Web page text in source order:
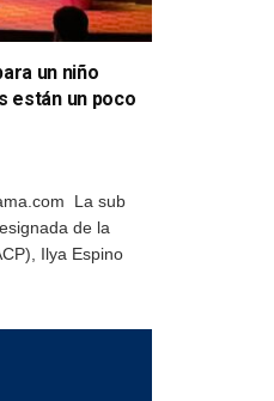
un niño
están un poco
La sub
de la
Ilya Espino